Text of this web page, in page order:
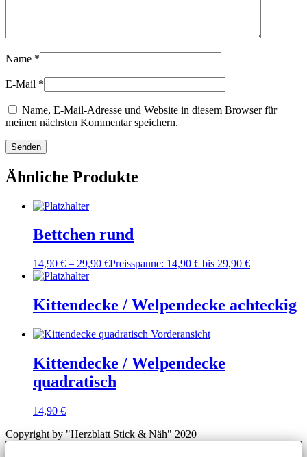
Name *
E-Mail *
Name, E-Mail-Adresse und Website in diesem Browser für
meinen nächsten Kommentar speichern.
Ähnliche Produkte
Bettchen rund
14,90 € – 29,90 €Preisspanne: 14,90 € bis 29,90 €
Kittendecke / Welpendecke achteckig
Kittendecke / Welpendecke
quadratisch
14,90 €
Copyright by "Herzblatt Stick & Näh" 2020